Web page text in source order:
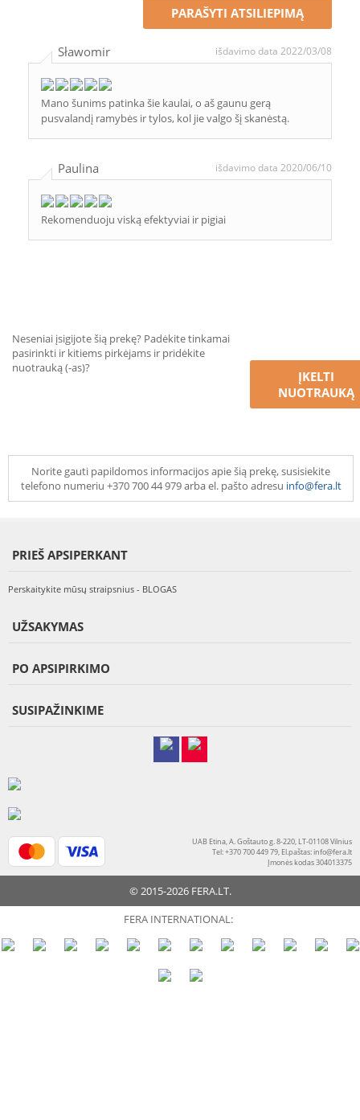
PARAŠYTI ATSILIEPIMĄ
Sławomir išdavimo data 2022/03/08
Mano šunims patinka šie kaulai, o aš gaunu gerą
pusvalandį ramybės ir tylos, kol jie valgo šį skanėstą.
Paulina išdavimo data 2020/06/10
Rekomenduoju viską efektyviai ir pigiai
Neseniai įsigijote šią prekę? Padėkite tinkamai
pasirinkti ir kitiems pirkėjams ir pridėkite
nuotrauką (-as)?
ĮKELTI
NUOTRAUKĄ
Norite gauti papildomos informacijos apie šią prekę, susisiekite
telefono numeriu +370 700 44 979 arba el. pašto adresu info@fera.lt
PRIEŠ APSIPERKANT
Perskaitykite mūsų straipsnius - BLOGAS
UŽSAKYMAS
PO APSIPIRKIMO
SUSIPAŽINKIME
UAB Etina, A. Goštauto g. 8-220, LT-01108 Vilnius
Tel: +370 700 449 79, El.paštas:info@fera.lt
Įmonės kodas 304013375
© 2015-2026 FERA.LT.
FERA INTERNATIONAL: